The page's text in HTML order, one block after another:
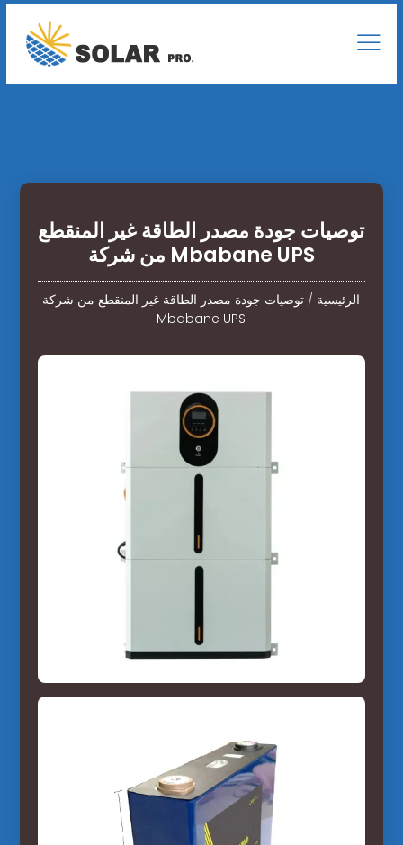
توصيات جودة مصدر الطاقة غير المنقطع
من شركة Mbabane UPS
الرئيسية / توصيات جودة مصدر الطاقة غير المنقطع من شركة
Mbabane UPS